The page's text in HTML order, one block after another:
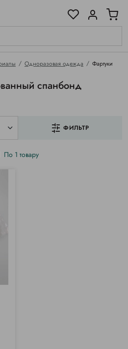
Одноразовая одежда Фартуки
спанбонд
ФИЛЬТР
По 1 товару